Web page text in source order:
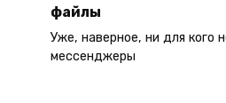
файлы
Уже, наверное, ни для кого
мессенджеры